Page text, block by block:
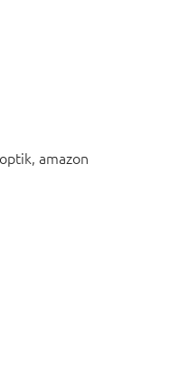
amazon